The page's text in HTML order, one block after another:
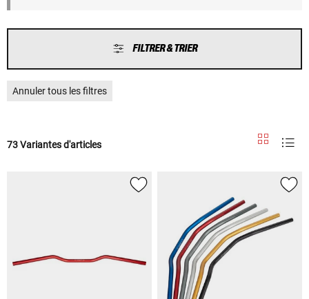
FILTRER & TRIER
Annuler tous les filtres
73 Variantes d'articles